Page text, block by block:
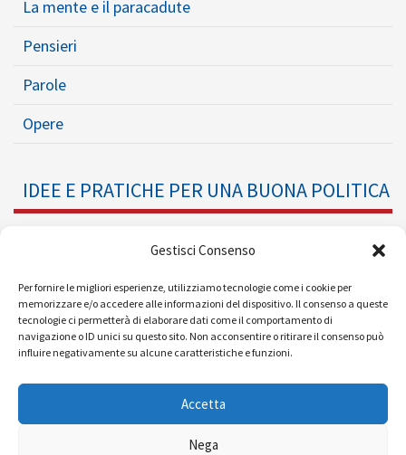
Gestisci Consenso
Per fornire le migliori esperienze, utilizziamo tecnologie come i cookie per
memorizzare e/o accedere alle informazioni del dispositivo. Il consenso a queste
tecnologie ci permetterà di elaborare dati come il comportamento di
navigazione o ID unici su questo sito. Non acconsentire o ritirare il consenso può
influire negativamente su alcune caratteristiche e funzioni.
Accetta
Nega
La mente e il paracadute
Pensieri
Parole
Opere
IDEE E PRATICHE PER UNA BUONA POLITICA
Formazione Politica
Eventi